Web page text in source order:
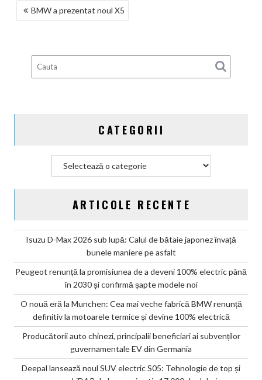
NAVIGARE
BMW a prezentat noul X5
CATEGORII
ARTICOLE RECENTE
Isuzu D-Max 2026 sub lupă: Calul de bătaie japonez învață
bunele maniere pe asfalt
Peugeot renunță la promisiunea de a deveni 100% electric până
în 2030 și confirmă șapte modele noi
O nouă eră la Munchen: Cea mai veche fabrică BMW renunță
definitiv la motoarele termice și devine 100% electrică
Producătorii auto chinezi, principalii beneficiari ai subvenților
guvernamentale EV din Germania
Deepal lansează noul SUV electric S05: Tehnologie de top și